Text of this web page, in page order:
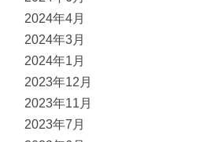
2024年4月
2024年3月
2024年1月
2023年12月
2023年11月
2023年7月